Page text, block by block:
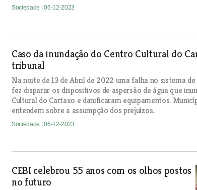
Sociedade | 06-12-2023
Caso da inundação do Centro Cultural do
tribunal
Na noite de 13 de Abril de 2022 uma falha no sistema
fez disparar os dispositivos de aspersão de água que
Cultural do Cartaxo e danificaram equipamentos.
entendem sobre a assumpção dos prejuízos.
Sociedade | 06-12-2023
CEBI celebrou 55 anos com os olhos postos
no futuro